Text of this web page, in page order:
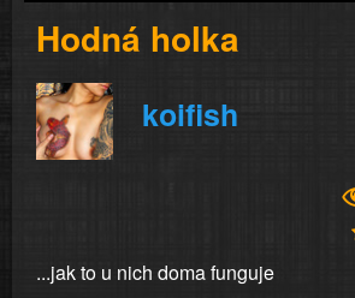
Hodná holka
koifish
...jak to u nich doma funguje